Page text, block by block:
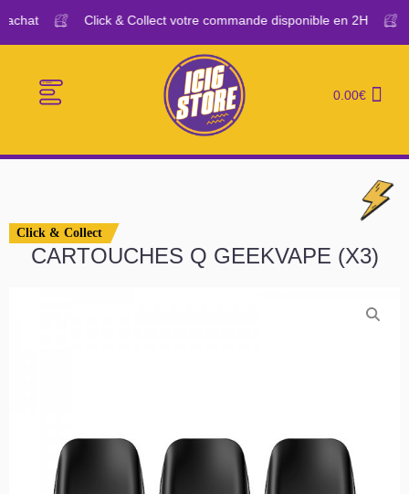
Click & Collect votre commande disponible en 2H
0.00€
Click & Collect
CARTOUCHES Q GEEKVAPE (X3)